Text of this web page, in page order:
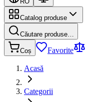
Catalog produse
Căutare produse…
Coș Favorite
Acasă
Categorii